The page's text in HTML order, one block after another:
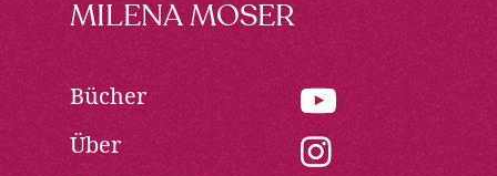
FooterMILENA MOSER
Bücher
Über